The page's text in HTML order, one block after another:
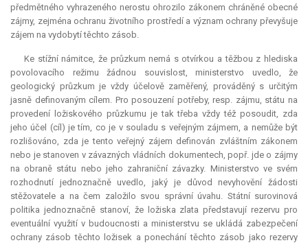
předmětného vyhrazeného nerostu ohrozilo zákonem chráněné obecné
zájmy, zejména ochranu životního prostředí a význam ochrany převyšuje
zájem na vydobytí těchto zásob.
Ke stížní námitce, že průzkum nemá s otvírkou a těžbou z hlediska
povolovacího režimu žádnou souvislost, ministerstvo uvedlo, že
geologický průzkum je vždy účelově zaměřený, prováděný s určitým
jasně definovaným cílem. Pro posouzení potřeby, resp. zájmu, státu na
provedení ložiskového průzkumu je tak třeba vždy též posoudit, zda
jeho účel (cíl) je tím, co je v souladu s veřejným zájmem, a nemůže být
rozlišováno, zda je tento veřejný zájem definován zvláštním zákonem
nebo je stanoven v závazných vládních dokumentech, popř. jde o zájmy
na obraně státu nebo jeho zahraniční závazky. Ministerstvo ve svém
rozhodnutí jednoznačně uvedlo, jaký je důvod nevyhovění žádosti
stěžovatele a na čem založilo svou správní úvahu. Státní surovinová
politika jednoznačně stanoví, že ložiska zlata představují rezervu pro
eventuální využití v budoucnosti a ministerstvu se ukládá zabezpečení
ochrany zásob těchto ložisek a ponechání těchto zásob jako rezervy